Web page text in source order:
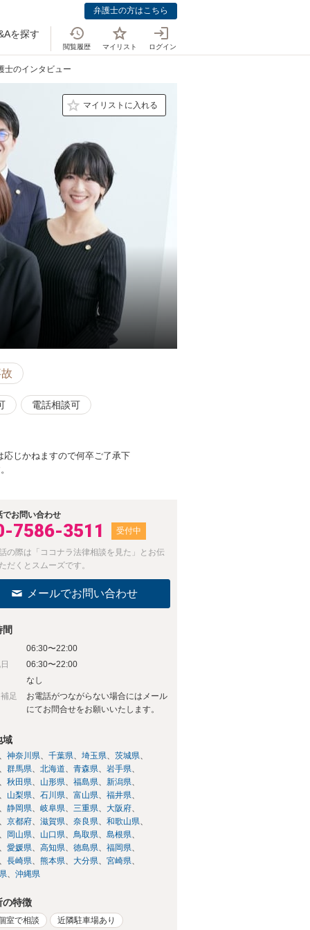
弁護士の方はこちら
を探す
閲覧履歴 マイリスト ログイン
士のインタビュー
マイリストに入れる
電話相談可
じかねますので何卒ご了承下
でお問い合わせ
7586-3511 受付中
の際は「ココナラ法律相談を見た」とお伝
だくとスムーズです。
メールでお問い合わせ
06:30〜22:00
06:30〜22:00
なし
足
お電話がつながらない場合にはメール
にてお問合せをお願いいたします。
域
神奈川県 千葉県 埼玉県
茨城県
群馬県
北海道 青森県
岩手県
秋田県
山形県 福島県
新潟県
山梨県
石川県 富山県
福井県
静岡県
岐阜県 三重県
大阪府
京都府
滋賀県 奈良県
和歌山県
岡山県
山口県 鳥取県
島根県
愛媛県
高知県 徳島県
福岡県
長崎県
熊本県 大分県
宮崎県
沖縄県
の特徴
室で相談 近隣駐車場あり